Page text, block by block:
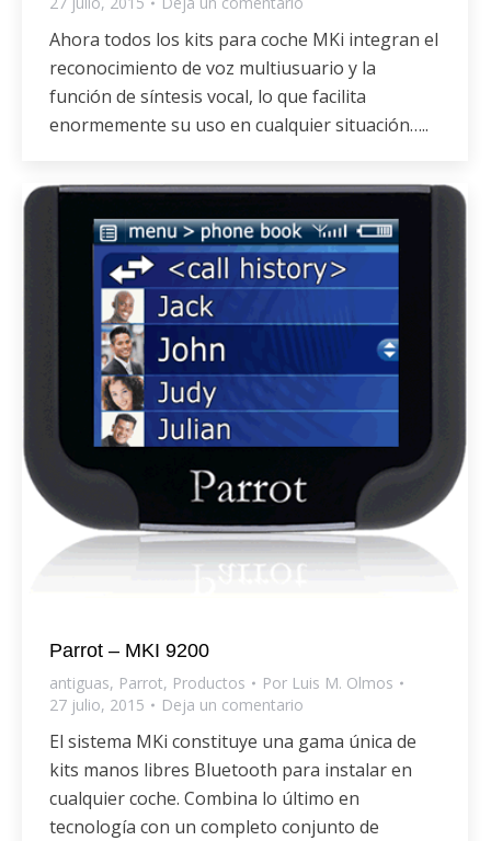
Ahora todos los kits para coche MKi integran el
reconocimiento de voz multiusuario y la
función de síntesis vocal, lo que facilita
enormemente su uso en cualquier situación…..
Parrot – MKI 9200
antiguas, Parrot, Productos Por Luis M. Olmos
27 julio, 2015
Deja un comentario
El sistema MKi constituye una gama única de
kits manos libres Bluetooth para instalar en
cualquier coche. Combina lo último en
tecnología con un completo conjunto de